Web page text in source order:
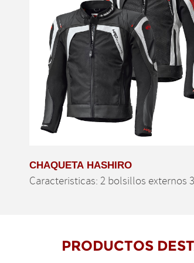
CHAQUETA HASHIRO
PRODUCTOS